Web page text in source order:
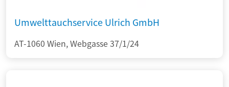
Umwelttauchservice Ulrich GmbH
AT-1060 Wien, Webgasse 37/1/24